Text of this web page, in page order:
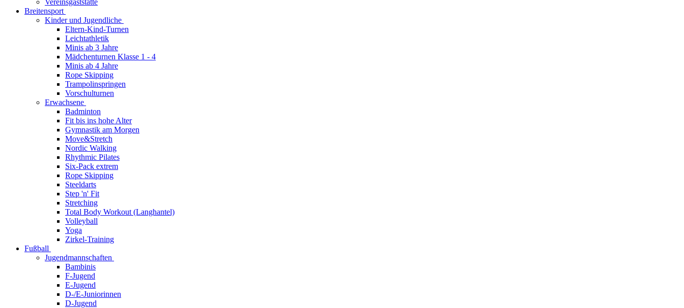
Vereinsgaststätte
Breitensport
Kinder und Jugendliche
Eltern-Kind-Turnen
Leichtathletik
Minis ab 3 Jahre
Mädchenturnen Klasse 1 - 4
Minis ab 4 Jahre
Rope Skipping
Trampolinspringen
Vorschulturnen
Erwachsene
Badminton
Fit bis ins hohe Alter
Gymnastik am Morgen
Move&Stretch
Nordic Walking
Rhythmic Pilates
Six-Pack extrem
Rope Skipping
Steeldarts
Step 'n' Fit
Stretching
Total Body Workout (Langhantel)
Volleyball
Yoga
Zirkel-Training
Fußball
Jugendmannschaften
Bambinis
F-Jugend
E-Jugend
D-/E-Juniorinnen
D-Jugend